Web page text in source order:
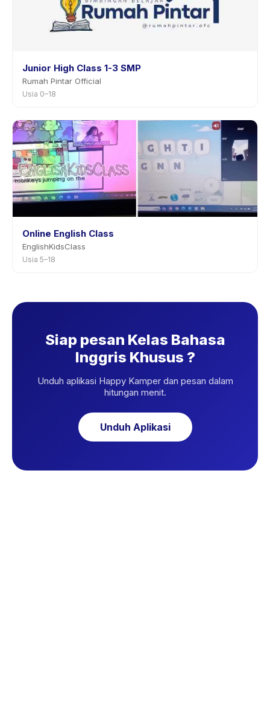
Junior High Class 1-3 SMP
Rumah Pintar Official
Usia 0–18
Online English Class
EnglishKidsClass
Usia 5–18
Siap pesan Kelas Bahasa
Inggris Khusus ?
Unduh aplikasi Happy Kamper dan pesan dalam
hitungan menit.
Unduh Aplikasi